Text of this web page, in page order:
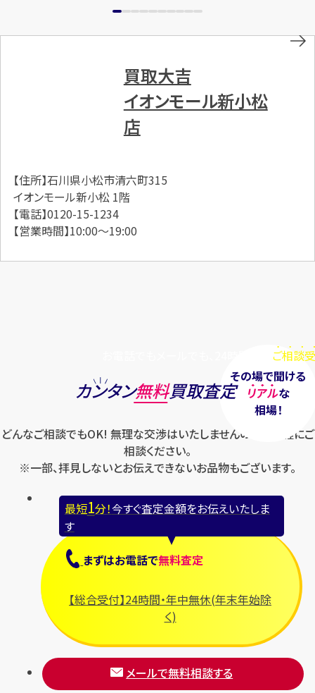
買取大吉
イオンモール新小松
店
【住所】石川県小松市清六町315
イオンモール新小松 1階
【電話】0120-15-1234
【営業時間】10:00～19:00
ご相談
その場で聞ける
リアルな
相場！
カンタン無料買取査定
どんなご相談でもOK! 無理な交渉はいたしませんのでお気軽にご
相談ください。
※一部、拝見しないとお伝えできないお品物もございます。
最短1分！今すぐ査定金額をお伝えいたしま
す
まずはお電話で無料査定
【総合受付】24時間・年中無休(年末年始除
く)
メールで無料相談する